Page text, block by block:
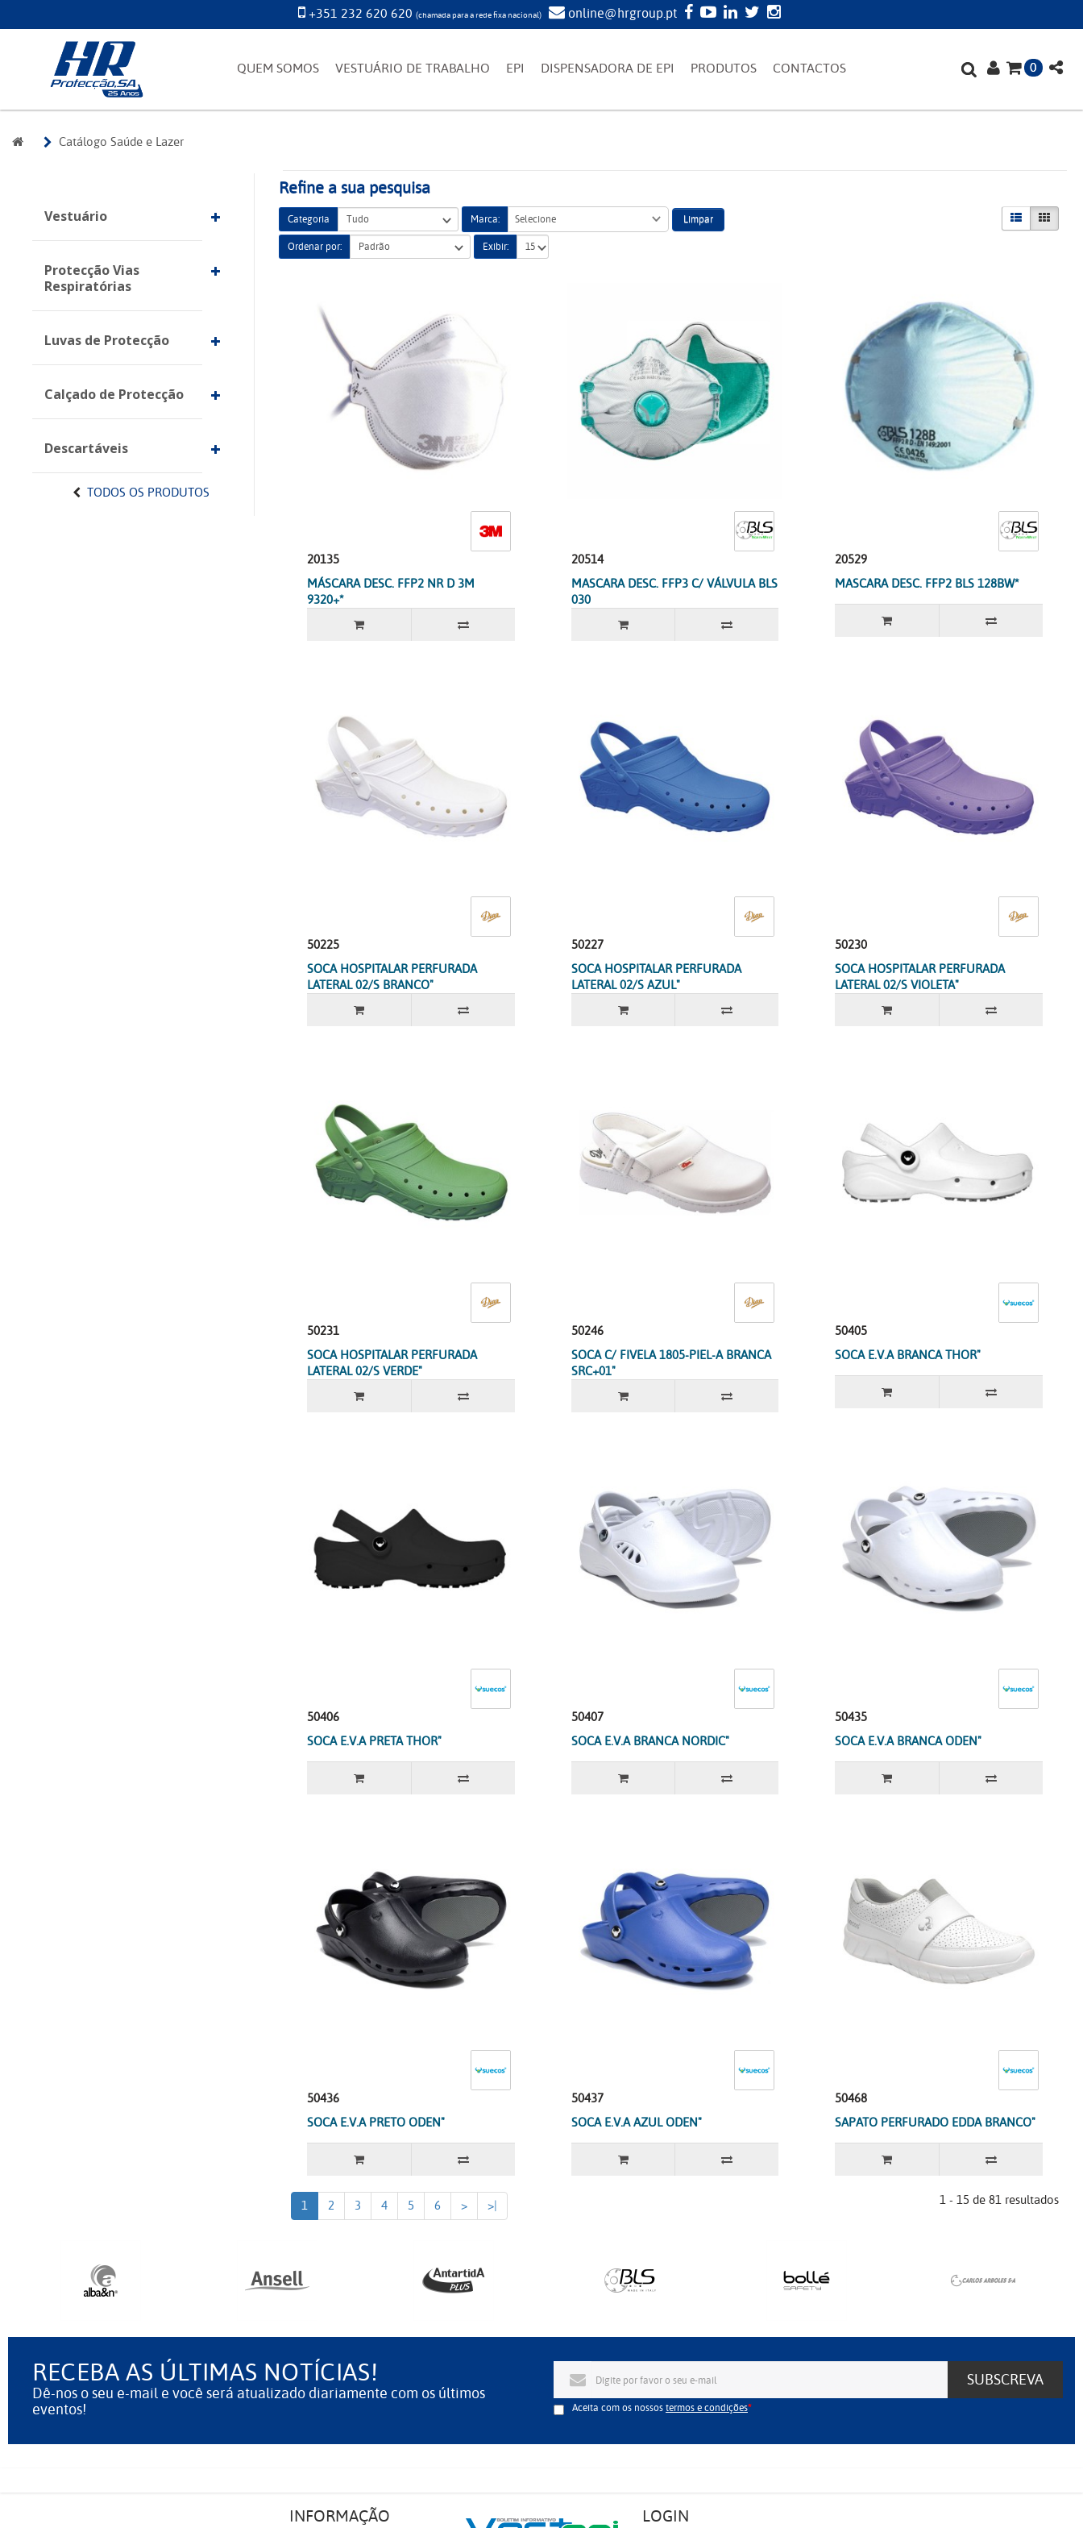
+351 232 620 620 (chamada para a rede fixa nacional) online@hrgroup.pt
QUEM SOMOS VESTUÁRIO DE TRABALHO EPI DISPENSADORA DE EPI PRODUTOS CONTACTOS 0
Catálogo Saúde e Lazer
Vestuário
Protecção Vias
Respiratórias
Luvas de Protecção
Calçado de Protecção
Descartáveis
TODOS OS PRODUTOS
Refine a sua pesquisa
Categoria Marca: Selecione
Limpar
Ordenar por:
Exibir:
20135
MÁSCARA DESC. FFP2 NR D 3M
9320+*
20514
MASCARA DESC. FFP3 C/ VÁLVULA BLS
030
20529
MASCARA DESC. FFP2 BLS 128BW*
50225
SOCA HOSPITALAR PERFURADA
LATERAL 02/S BRANCO"
50227
SOCA HOSPITALAR PERFURADA
LATERAL 02/S AZUL"
50230
SOCA HOSPITALAR PERFURADA
LATERAL 02/S VIOLETA"
50231
SOCA HOSPITALAR PERFURADA
LATERAL 02/S VERDE"
50246
SOCA C/ FIVELA 1805-PIEL-A BRANCA
SRC+01"
50405
SOCA E.V.A BRANCA THOR"
50406
SOCA E.V.A PRETA THOR"
50407
SOCA E.V.A BRANCA NORDIC"
50435
SOCA E.V.A BRANCA ODEN"
50436
SOCA E.V.A PRETO ODEN"
50437
SOCA E.V.A AZUL ODEN"
50468
SAPATO PERFURADO EDDA BRANCO"
1 2 3 4 5 6 > >| 1 - 15 de 81 resultados
RECEBA AS ÚLTIMAS NOTÍCIAS!
Dê-nos o seu e-mail e você será atualizado diariamente com os últimos
eventos!
SUBSCREVA
Aceita com os nossostermos e condições
INFORMAÇÃO LOGIN